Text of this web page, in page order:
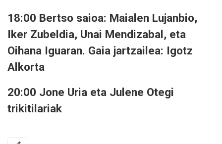
18:00 Bertso saioa: Maialen Lujanbio,
Iker Zubeldia, Unai Mendizabal, eta
Oihana Iguaran. Gaia jartzailea: Igotz
Alkorta
20:00 Jone Uria eta Julene Otegi
trikitilariak